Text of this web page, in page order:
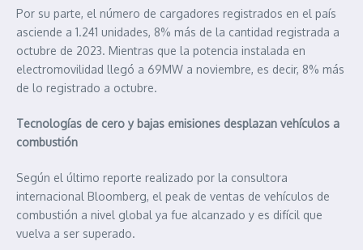
Por su parte, el número de cargadores registrados en el país
asciende a 1.241 unidades, 8% más de la cantidad registrada a
octubre de 2023. Mientras que la potencia instalada en
electromovilidad llegó a 69MW a noviembre, es decir, 8% más
de lo registrado a octubre.
Tecnologías de cero y bajas emisiones desplazan vehículos a
combustión
Según el último reporte realizado por la consultora
internacional Bloomberg, el peak de ventas de vehículos de
combustión a nivel global ya fue alcanzado y es difícil que
vuelva a ser superado.